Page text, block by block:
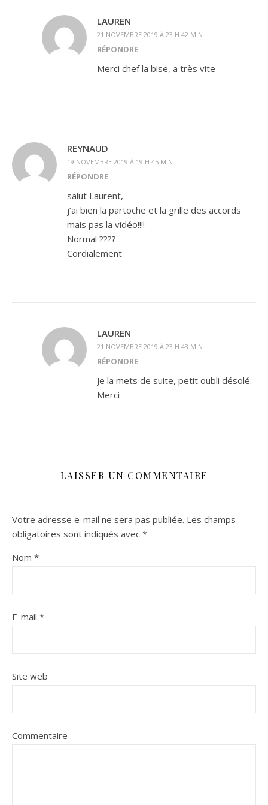
LAUREN
21 NOVEMBRE 2019 À 23 H 42 MIN
RÉPONDRE
Merci chef la bise, a très vite
REYNAUD
19 NOVEMBRE 2019 À 19 H 45 MIN
RÉPONDRE
salut Laurent,
j’ai bien la partoche et la grille des accords
mais pas la vidéo!!!!
Normal ????
Cordialement
LAUREN
21 NOVEMBRE 2019 À 23 H 43 MIN
RÉPONDRE
Je la mets de suite, petit oubli désolé.
Merci
LAISSER UN COMMENTAIRE
Votre adresse e-mail ne sera pas publiée. Les champs
obligatoires sont indiqués avec *
Nom *
E-mail *
Site web
Commentaire